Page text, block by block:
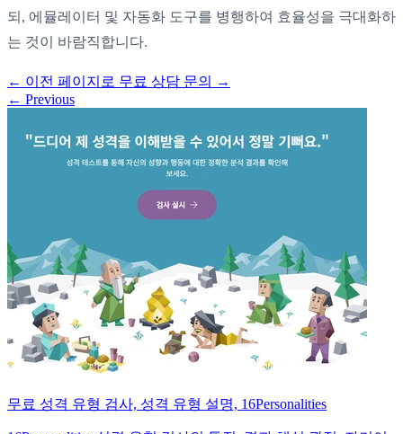
되, 에뮬레이터 및 자동화 도구를 병행하여 효율성을 극대화하
는 것이 바람직합니다.
← 이전 페이지로 무료 상담 문의
→
← Previous
무료 성격 유형 검사, 성격 유형 설명, 16Personalities